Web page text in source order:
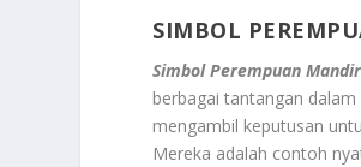
SIMBOL
Simbol Perempuan
berbagai tantangan
mengambil keputusan
Mereka adalah contoh